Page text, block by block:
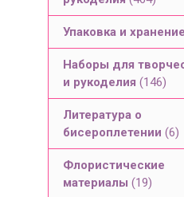
Упаковка и хранение
Наборы для
и рукоделия (146)
Литература о
бисероплетении (6)
Флористические
материалы (19)